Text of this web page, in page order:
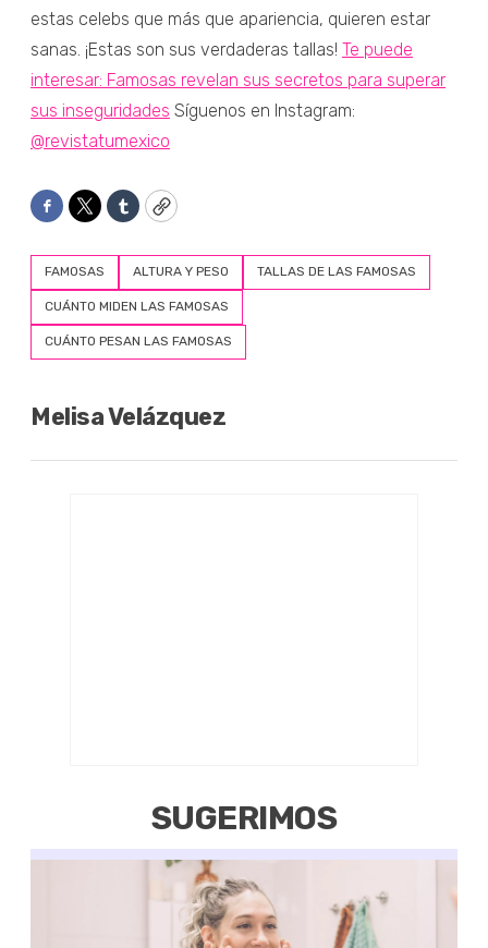
estas celebs que más que apariencia, quieren estar
sanas. ¡Estas son sus verdaderas tallas! Te puede
interesar: Famosas revelan sus secretos para superar
sus inseguridades Síguenos en Instagram:
@revistatumexico
Facebook
TwitterTumblrCopy
FAMOSAS ALTURA Y PESO TALLAS DE LAS FAMOSAS
CUÁNTO MIDEN LAS FAMOSAS
CUÁNTO PESAN LAS FAMOSAS
Melisa Velázquez
SUGERIMOS